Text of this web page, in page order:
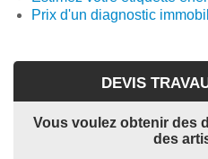
Prix d'un diagnostic
DEVIS
Vous voulez obtenir des
des